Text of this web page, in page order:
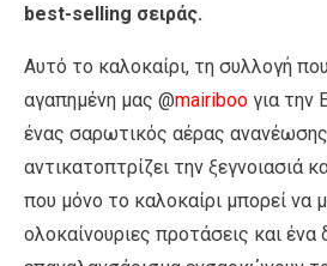
best-selling σειράς.
Αυτό το καλοκαίρι, τη συλλογή
αγαπημένη μας @mairiboo για την
ένας σαρωτικός αέρας
αντικατοπτρίζει την ξεγνοιασιά
που μόνο το καλοκαίρι μπορεί να
ολοκαίνουριες προτάσεις και ένα